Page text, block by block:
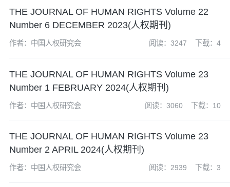
THE JOURNAL OF HUMAN RIGHTS Volume 22
Number 6 DECEMBER 2023(人权期刊)
作者：中国人权研究会 阅读：3247 下载：4
THE JOURNAL OF HUMAN RIGHTS Volume 23
Number 1 FEBRUARY 2024(人权期刊)
作者：中国人权研究会 阅读：3060 下载：10
THE JOURNAL OF HUMAN RIGHTS Volume 23
Number 2 APRIL 2024(人权期刊)
作者：中国人权研究会 阅读：2939 下载：3